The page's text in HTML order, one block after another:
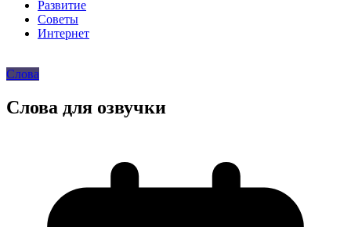
Развитие
Советы
Интернет
Слова
Слова для озвучки